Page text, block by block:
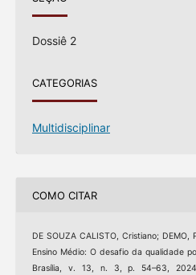
Dossiê 2
CATEGORIAS
Multidisciplinar
COMO CITAR
DE SOUZA CALISTO, Cristiano;
Ensino Médio: O desafio da qualidade
Brasília, v. 13, n. 3, p. 54–63,